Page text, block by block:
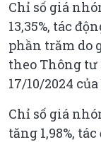
Chỉ số giá
13,35%, tác
phần trăm do
theo Thông tư
17/10/2024 của
Chỉ số giá
tăng 1,98%,